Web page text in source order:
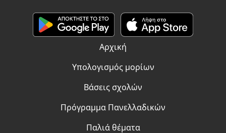
Αρχική
Υπολογισμός μορίων
Βάσεις σχολών
Πρόγραμμα Πανελλαδικών
Παλιά θέματα